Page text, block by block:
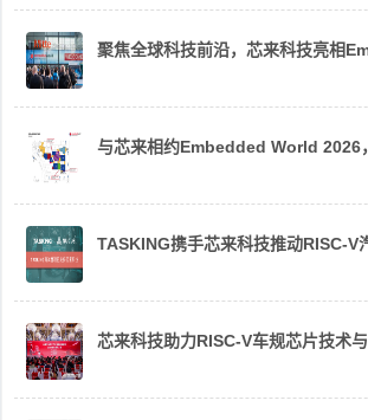
聚焦全球科技前沿，芯来科技亮相
与芯来相约Embedded World 2026
TASKING携手芯来科技推动RISC-V
芯来科技助力RISC-V车规芯片技术